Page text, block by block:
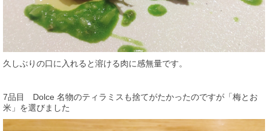
久しぶりの口に入れると溶ける肉に感無量です。
7品目 Dolce 名物のティラミスも捨てがたかったのですが「梅とお
米」を選びました